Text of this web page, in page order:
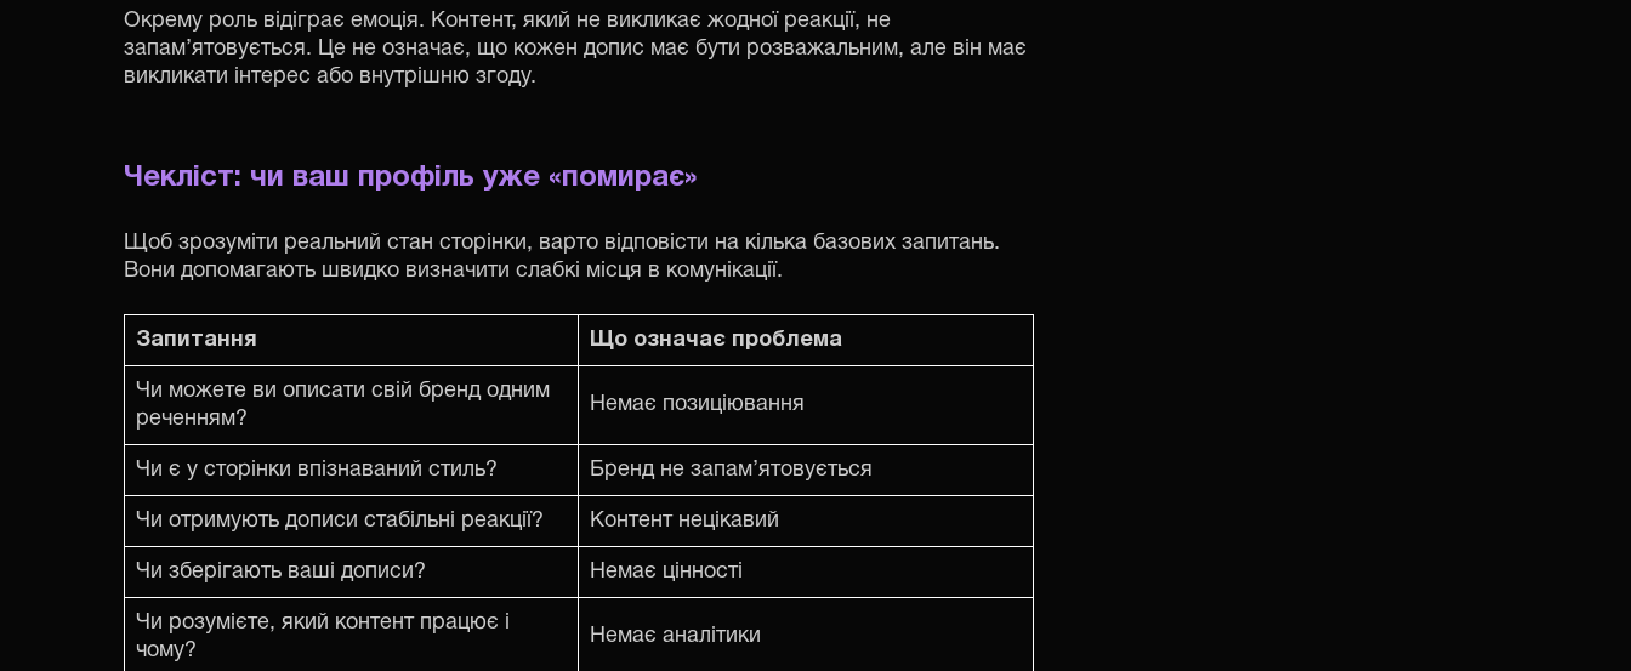
Окрему роль відіграє емоція. Контент, який не викликає жодної реакції, не
запам’ятовується. Це не означає, що кожен допис має бути розважальним, але він має
викликати інтерес або внутрішню згоду.
Чекліст: чи ваш профіль уже «помирає»
Щоб зрозуміти реальний стан сторінки, варто відповісти на кілька базових запитань.
Вони допомагають швидко визначити слабкі місця в комунікації.
Запитання Що означає проблема
Чи можете ви описати свій бренд одним
реченням?
Немає позиціювання
Чи є у сторінки впізнаваний стиль? Бренд не запам’ятовується
Чи отримують дописи стабільні реакції? Контент нецікавий
Чи зберігають ваші дописи? Немає цінності
Чи розумієте, який контент працює і
чому?
Немає аналітики